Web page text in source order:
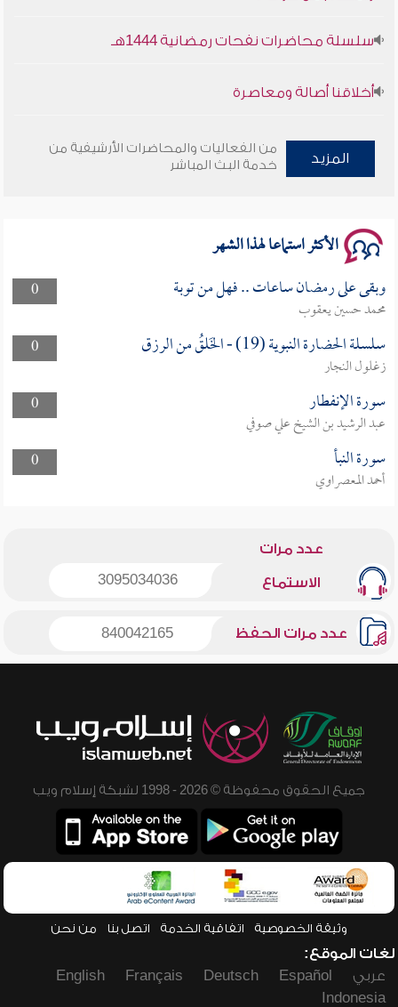
سلسلة محاضرات نفحات رمضانية 1444هـ
المزيد
من الفعاليات والمحاضرات الأرشيفية من
خدمة البث المباشر
الأكثر استماعا لهذا الشهر
0 وبقى على رمضان ساعات .. فهل من توبة
محمد حسين يعقوب
0
سلسلة الحضارة النبوية (19) - الخَلقُ من الرزق
زغلول النجار
0
سورة الإنفطار
عبد الرشيد بن الشيخ علي صوفي
0
سورة النبأ
أحمد المعصراوي
عدد مرات
الاستماع 3095034036
عدد مرات الحفظ 840042165
جميع الحقوق محفوظة © 2026 - 1998 لشبكة إسلام ويب
وثيقة الخصوصية اتفاقية الخدمة اتصل بنا من نحن
لغات الموقع:
عربي
Español
Deutsch
Français
English
Indonesia